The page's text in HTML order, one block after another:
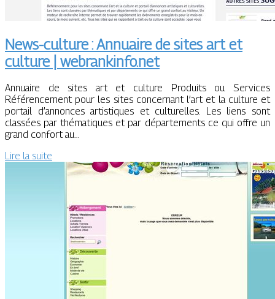
News-culture : Annuaire de sites art et
culture | webrankinfo.net
Annuaire de sites art et culture Produits ou Services
Référencement pour les sites concernant l’art et la culture et
portail d’annonces artistiques et culturelles. Les liens sont
classées par thématiques et par départements ce qui offre un
grand confort au…
Lire la suite